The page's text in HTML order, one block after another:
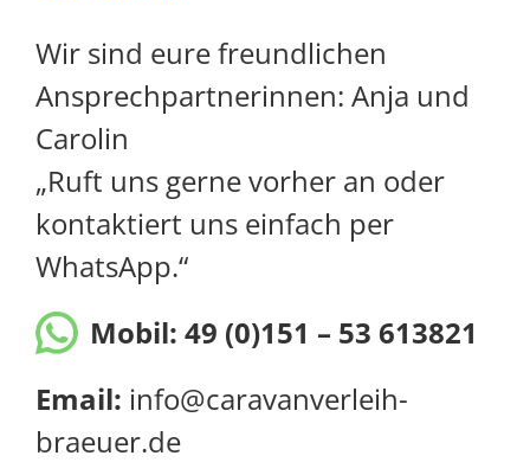
Wir sind eure freundlichen
Ansprechpartnerinnen: Anja und
Carolin
„Ruft uns gerne vorher an oder
kontaktiert uns einfach per
WhatsApp.“
Mobil: 49 (0)151 – 53 613821
Email: info@caravanverleih-
braeuer.de